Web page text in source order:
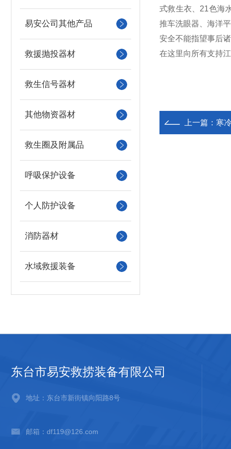
易安公司其他产品
救援抛投器材
救生信号器材
其他物资器材
救生圈及附属品
呼吸保护设备
个人防护设备
消防器材
水域救援装备
式救生衣、21色海
推车洗眼器、海洋平
安全不能指望事后
在这里向所有支持
上一篇： 寒冷
东台市易安救捞装备有限公司
地址：东台市新街镇向阳路8号
邮箱：df119@126.com